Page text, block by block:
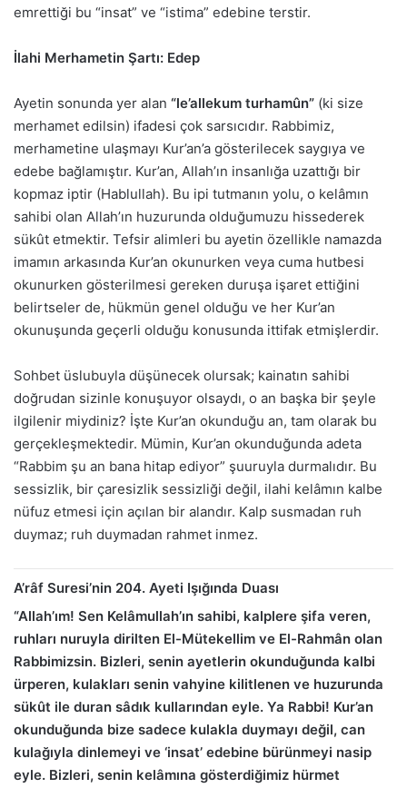
emrettiği bu “insat” ve “istima” edebine terstir.
İlahi Merhametin Şartı: Edep
Ayetin sonunda yer alan “le’allekum turhamûn” (ki size
merhamet edilsin) ifadesi çok sarsıcıdır. Rabbimiz,
merhametine ulaşmayı Kur’an’a gösterilecek saygıya ve
edebe bağlamıştır. Kur’an, Allah’ın insanlığa uzattığı bir
kopmaz iptir (Hablullah). Bu ipi tutmanın yolu, o kelâmın
sahibi olan Allah’ın huzurunda olduğumuzu hissederek
sükût etmektir. Tefsir alimleri bu ayetin özellikle namazda
imamın arkasında Kur’an okunurken veya cuma hutbesi
okunurken gösterilmesi gereken duruşa işaret ettiğini
belirtseler de, hükmün genel olduğu ve her Kur’an
okunuşunda geçerli olduğu konusunda ittifak etmişlerdir.
Sohbet üslubuyla düşünecek olursak; kainatın sahibi
doğrudan sizinle konuşuyor olsaydı, o an başka bir şeyle
ilgilenir miydiniz? İşte Kur’an okunduğu an, tam olarak bu
gerçekleşmektedir. Mümin, Kur’an okunduğunda adeta
“Rabbim şu an bana hitap ediyor” şuuruyla durmalıdır. Bu
sessizlik, bir çaresizlik sessizliği değil, ilahi kelâmın kalbe
nüfuz etmesi için açılan bir alandır. Kalp susmadan ruh
duymaz; ruh duymadan rahmet inmez.
A’râf Suresi’nin 204. Ayeti Işığında Duası
“Allah’ım! Sen Kelâmullah’ın sahibi, kalplere şifa veren,
ruhları nuruyla dirilten El-Mütekellim ve El-Rahmân olan
Rabbimizsin. Bizleri, senin ayetlerin okunduğunda kalbi
ürperen, kulakları senin vahyine kilitlenen ve huzurunda
sükût ile duran sâdık kullarından eyle. Ya Rabbi! Kur’an
okunduğunda bize sadece kulakla duymayı değil, can
kulağıyla dinlemeyi ve ‘insat’ edebine bürünmeyi nasip
eyle. Bizleri, senin kelâmına gösterdiğimiz hürmet